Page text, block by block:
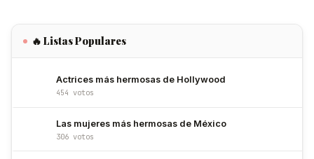
🔥 Listas Populares
Actrices más hermosas de Hollywood
454 votos
Las mujeres más hermosas de México
306 votos